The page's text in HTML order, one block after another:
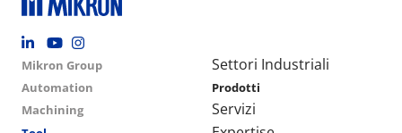
Footer social
Group menu
Mikron Group
Automation
Machining
Main navigation
Settori Industriali
Prodotti
Servizi